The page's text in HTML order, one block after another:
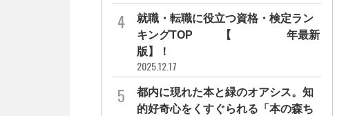
就職・転職に役立つ資格・検定ラン
キングTOP30【2026年最新
版】！
2025.12.17
都内に現れた本と緑のオアシス。知
的好奇心をくすぐられる「本の森ち